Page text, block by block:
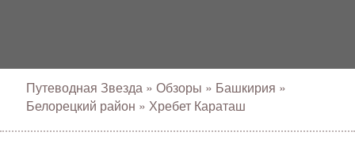
Путеводная Звезда » Обзоры » Башкирия »
Белорецкий район » Хребет Караташ